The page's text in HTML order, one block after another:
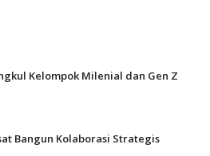
Kelompok Milenial dan Gen Z
Bangun Kolaborasi Strategis